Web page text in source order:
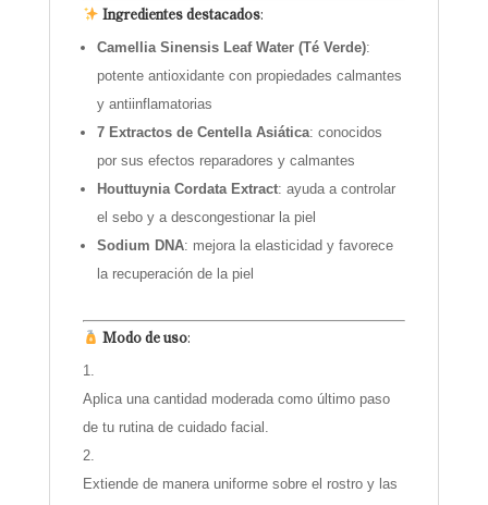
Ingredientes destacados:
Camellia Sinensis Leaf Water (Té Verde):
potente antioxidante con propiedades calmantes
y antiinflamatorias
7 Extractos de Centella Asiática: conocidos
por sus efectos reparadores y calmantes
Houttuynia Cordata Extract: ayuda a controlar
el sebo y a descongestionar la piel
Sodium DNA: mejora la elasticidad y favorece
la recuperación de la piel
Modo de uso:
Aplica una cantidad moderada como último paso
de tu rutina de cuidado facial.
Extiende de manera uniforme sobre el rostro y las